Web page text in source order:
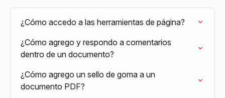
¿Cómo accedo a las herramientas de página?
¿Cómo agrego y respondo a comentarios
dentro de un documento?
¿Cómo agrego un sello de goma a un
documento PDF?